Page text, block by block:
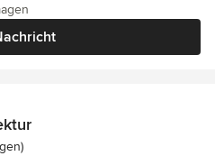
5 von 5 Sternen